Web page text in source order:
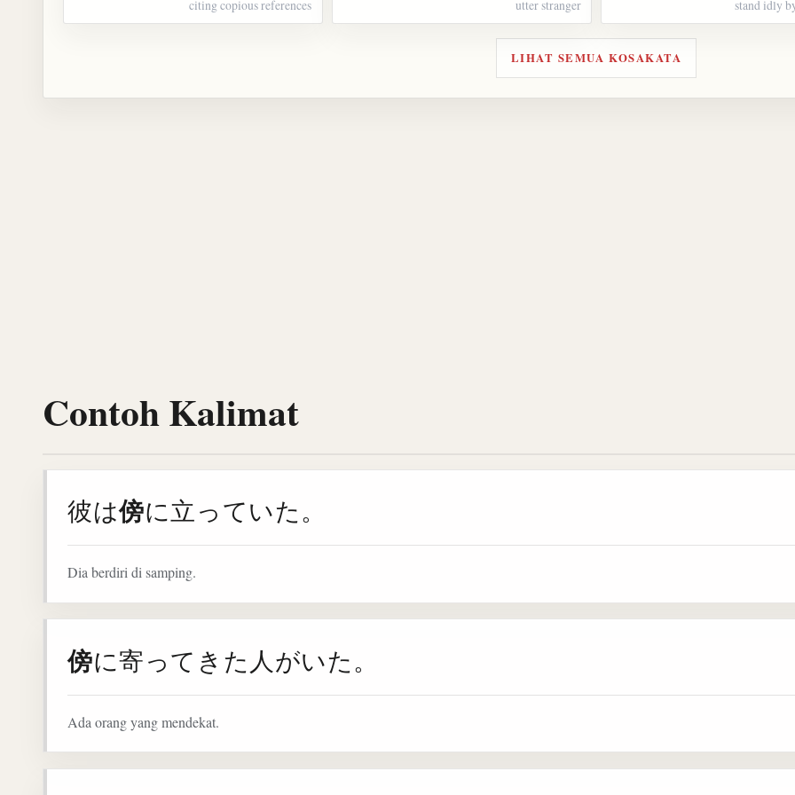
citing copious references utter stranger stand idly
LIHAT SEMUA KOSAKATA
Contoh Kalimat
彼は傍に立っていた。
Dia berdiri di samping.
傍に寄ってきた人がいた。
Ada orang yang mendekat.